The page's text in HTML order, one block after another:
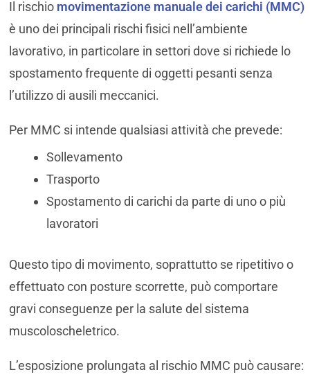
Il rischio movimentazione manuale dei carichi (MMC)
è uno dei principali rischi fisici nell’ambiente
lavorativo, in particolare in settori dove si richiede lo
spostamento frequente di oggetti pesanti senza
l’utilizzo di ausili meccanici.
Per MMC si intende qualsiasi attività che prevede:
Sollevamento
Trasporto
Spostamento di carichi da parte di uno o più
lavoratori
Questo tipo di movimento, soprattutto se ripetitivo o
effettuato con posture scorrette, può comportare
gravi conseguenze per la salute del sistema
muscoloscheletrico.
L’esposizione prolungata al rischio MMC può causare: